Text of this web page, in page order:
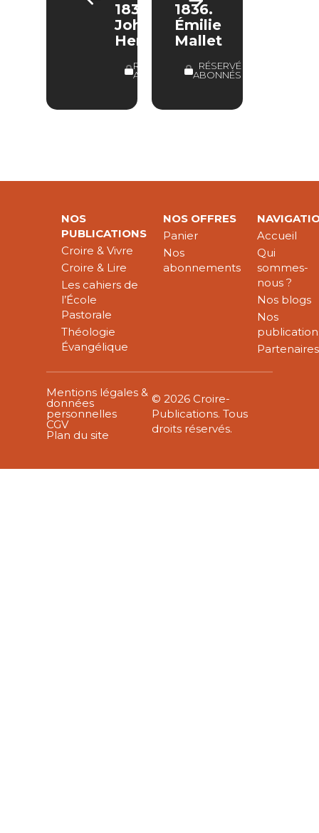
1834.
John
Herschel
RÉSERVÉ
ABONNÉS
1836.
Émilie
Mallet
RÉSERVÉ
ABONNÉS
NOS
PUBLICATIONS
Croire & Vivre
Croire & Lire
Les cahiers de
l’École
Pastorale
Théologie
Évangélique
NOS OFFRES
Panier
Nos
abonnements
Accueil
Qui
sommes-
nous ?
Nos blogs
Nos
Partenaires
Mentions légales &
données
personnelles
CGV
Plan du site
© 2026 Croire-
Publications. Tous
droits réservés.